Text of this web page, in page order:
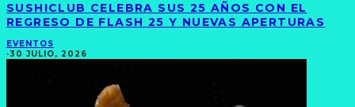
SUSHICLUB CELEBRA SUS 25 AÑOS CON EL
REGRESO DE FLASH 25 Y NUEVAS APERTURAS
EVENTOS
·30 JULIO, 2026